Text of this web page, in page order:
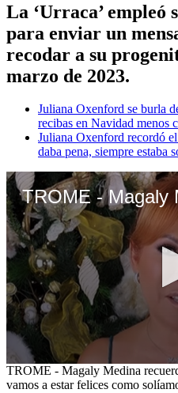
La ‘Urraca’ empleó
para enviar un
recodar a su
marzo de 2023.
Juliana Oxenford se burla
recibas en Navidad menos
Juliana Oxenford recordó
daba pena, siempre estaba
0
seconds
TROME - Magaly Medina
vamos a estar felices como